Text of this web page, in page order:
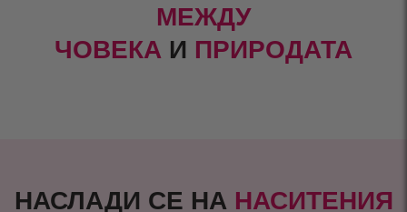
МЕЖДУ
ЧОВЕКА И ПРИРОДАТА
НАСЛАДИ СЕ НА НАСИТЕНИЯ